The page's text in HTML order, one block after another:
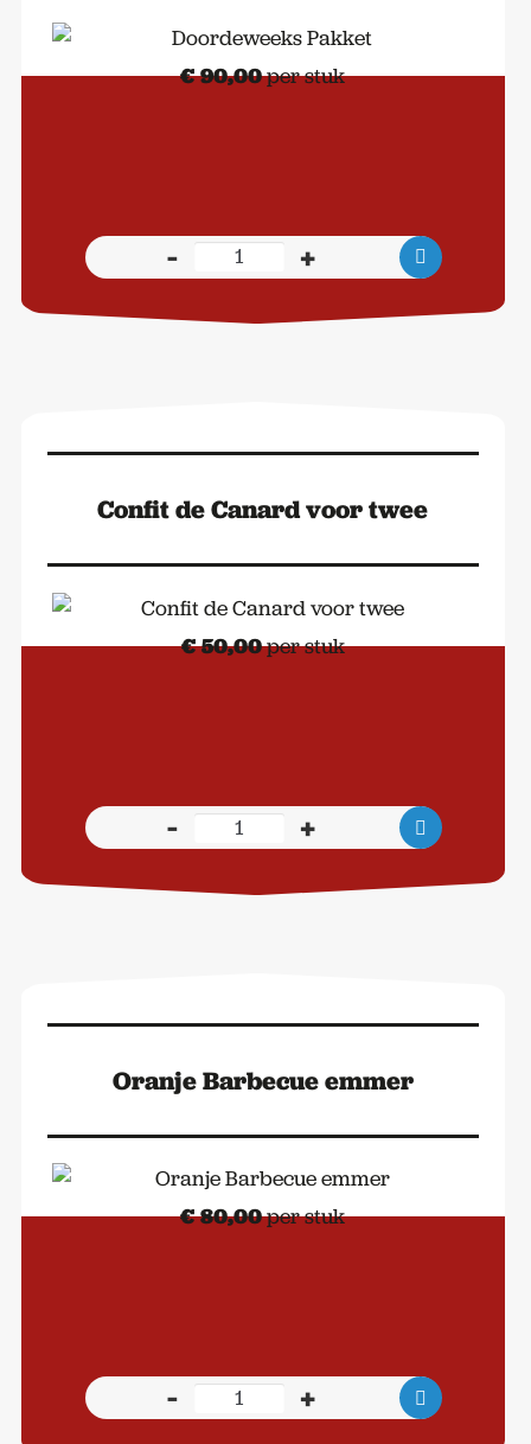
€ 90,00per stuk
-
Doordeweeks
Pakket
aantal
+
Confit de Canard voor twee
€ 50,00per stuk
-
Confit
de
Canard
+
Oranje Barbecue emmer
€ 80,00per stuk
-
Oranje
Barbecue
+